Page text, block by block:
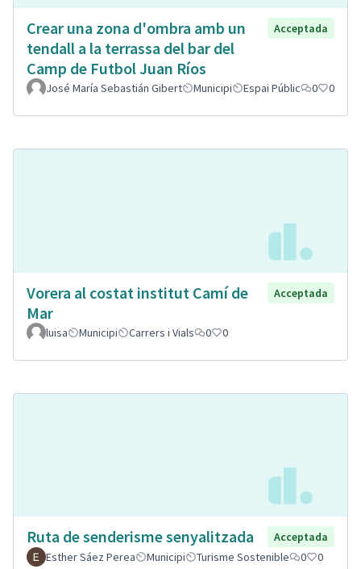
Crear una zona d'ombra amb un
tendall a la terrassa del bar del
Camp de Futbol Juan Ríos
Acceptada
José María Sebastián Gibert Municipi Espai Públic 0 0
Vorera al costat institut Camí de
Mar
Acceptada
luisa Municipi Carrers i Vials 0 0
Ruta de senderisme senyalitzada
Acceptada
Esther Sáez Perea
Municipi Turisme Sostenible 0 0